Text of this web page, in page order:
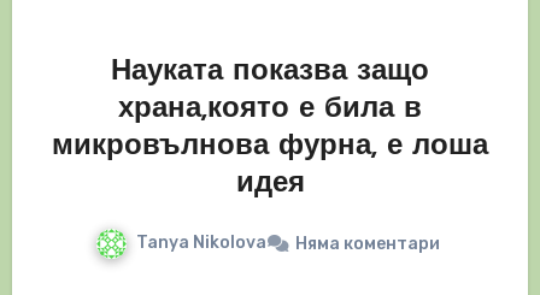
Науката показва защо
храна,която е била в
микровълнова фурна, е лоша
идея
Tanya Nikolova Няма коментари